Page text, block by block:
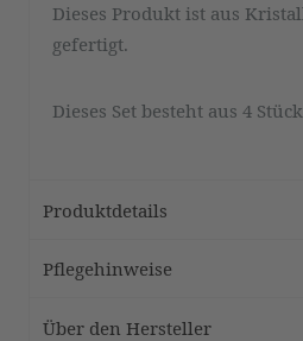
Dieses Produkt ist aus
gefertigt.
Dieses Set besteht aus 4
Produktdetails
Pflegehinweise
Über den Hersteller